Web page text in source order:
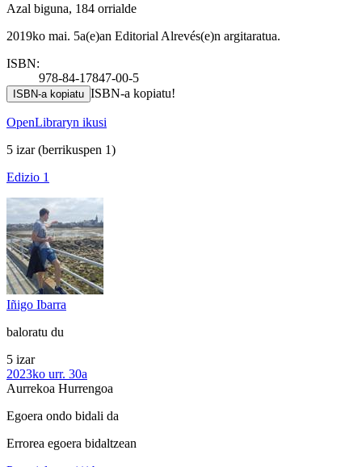
Azal biguna, 184 orrialde
2019ko mai. 5a(e)an Editorial Alrevés(e)n argitaratua.
ISBN:
978-84-17847-00-5
ISBN-a kopiatu ISBN-a kopiatu!
OpenLibraryn ikusi
5 izar(berrikuspen 1)
Edizio 1
Iñigo Ibarra
baloratu du
5 izar
2023ko urr. 30a
Aurrekoa Hurrengoa
Egoera ondo bidali da
Errorea egoera bidaltzean